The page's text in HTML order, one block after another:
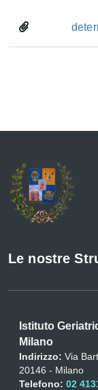
Le nostre
Istituto
Milano
Indirizzo: Via
20146 - Milano
Telefono: 02